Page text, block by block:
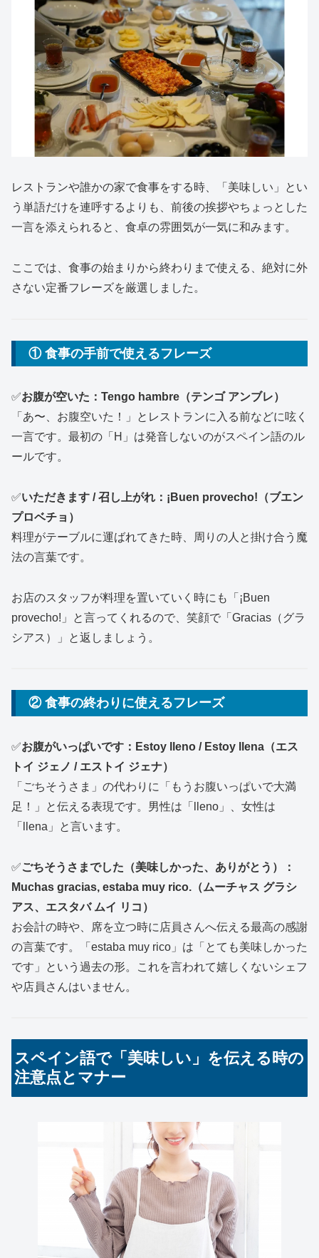
レストランや誰かの家で食事をする時、「美味しい」とい
う単語だけを連呼するよりも、前後の挨拶やちょっとした
一言を添えられると、食卓の雰囲気が一気に和みます。
ここでは、食事の始まりから終わりまで使える、絶対に外
さない定番フレーズを厳選しました。
① 食事の手前で使えるフレーズ
✅お腹が空いた：Tengo hambre（テンゴ アンブレ）
「あ〜、お腹空いた！」とレストランに入る前などに呟く
一言です。最初の「H」は発音しないのがスペイン語のル
ールです。
✅いただきます / 召し上がれ：¡Buen provecho!（ブエン
プロベチョ）
料理がテーブルに運ばれてきた時、周りの人と掛け合う魔
法の言葉です。
お店のスタッフが料理を置いていく時にも「¡Buen
provecho!」と言ってくれるので、笑顔で「Gracias（グラ
シアス）」と返しましょう。
② 食事の終わりに使えるフレーズ
✅お腹がいっぱいです：Estoy lleno / Estoy llena（エス
トイ ジェノ / エストイ ジェナ）
「ごちそうさま」の代わりに「もうお腹いっぱいで大満
足！」と伝える表現です。男性は「lleno」、女性は
「llena」と言います。
✅ごちそうさまでした（美味しかった、ありがとう）：
Muchas gracias, estaba muy rico.（ムーチャス グラシ
アス、エスタバ ムイ リコ）
お会計の時や、席を立つ時に店員さんへ伝える最高の感謝
の言葉です。「estaba muy rico」は「とても美味しかった
です」という過去の形。これを言われて嬉しくないシェフ
や店員さんはいません。
スペイン語で「美味しい」を伝える時の
注意点とマナー